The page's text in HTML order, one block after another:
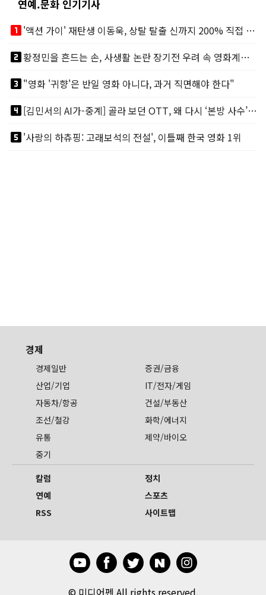
연예.문화 인기기사
looks_one
'액션 가이' 재탄생 이동욱, 상탈 탈출 신까지 200% 직접 소화
looks_two
황정민을 흔드는 손, 사생활 논란 장기전 우려 속 영화계도 리스크
looks_3"영화 '귀향'은 반일 영화 아니다, 과거 직면해야 한다"
looks_4
[김민서의 AI가-중계] 골라 보던 OTT, 왜 다시 ‘본방 사수’를 부르나
looks_5'사랑의 하츄핑: 고래보석의 전설', 이틀째 한국 영화 1위
경제
경제일반
증권/금융
산업/기업
IT/전자/게임
자동차/항공
건설/부동산
조선/철강
화학/에너지
유통
제약/바이오
중기
칼럼
정치
연예
스포츠
RSS
사이트맵
© 미디어펜 All rights reserved.